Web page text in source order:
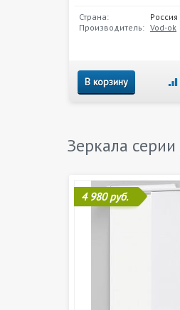
Страна:
Россия
Производитель: Vod-ok
В корзину
Зеркала серии
4 980 руб.